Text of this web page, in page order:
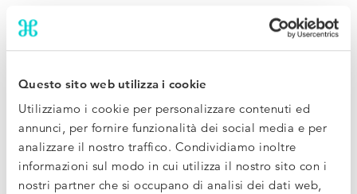
Questo sito web utilizza i cookie
Utilizziamo i cookie per personalizzare contenuti ed
annunci, per fornire funzionalità dei social media e per
analizzare il nostro traffico. Condividiamo inoltre
informazioni sul modo in cui utilizza il nostro sito con i
nostri partner che si occupano di analisi dei dati web,
I nostri riconoscimenti
Siamo orgogliosi di essere stati premiati per le nostre
innovazioni di prodotto, per la nostra rapida crescita e per
la nostra cultura di lavoro unica nel suo genere. Ecco
alcuni dei premi che abbiamo ricevuto.